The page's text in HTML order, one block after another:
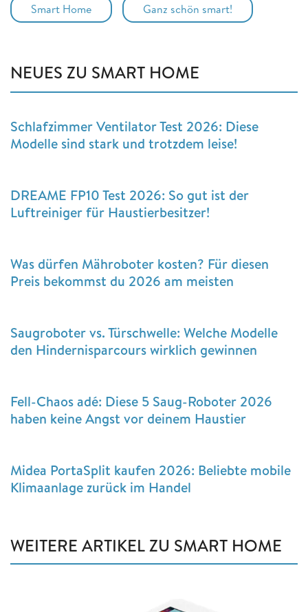
Smart Home Ganz schön smart!
NEUES ZU SMART HOME
Schlafzimmer Ventilator Test 2026: Diese
Modelle sind stark und trotzdem leise!
DREAME FP10 Test 2026: So gut ist der
Luftreiniger für Haustierbesitzer!
Was dürfen Mähroboter kosten? Für diesen
Preis bekommst du 2026 am meisten
Saugroboter vs. Türschwelle: Welche Modelle
den Hindernisparcours wirklich gewinnen
Fell-Chaos adé: Diese 5 Saug-Roboter 2026
haben keine Angst vor deinem Haustier
Midea PortaSplit kaufen 2026: Beliebte mobile
Klimaanlage zurück im Handel
WEITERE ARTIKEL ZU SMART HOME